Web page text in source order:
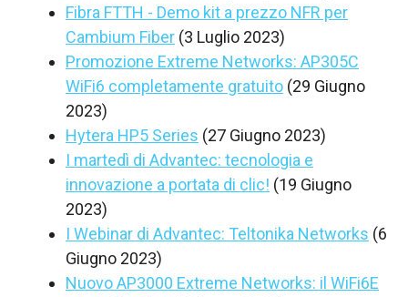
Fibra FTTH - Demo kit a prezzo NFR per
Cambium Fiber (3 Luglio 2023)
Promozione Extreme Networks: AP305C
WiFi6 completamente gratuito (29 Giugno
2023)
Hytera HP5 Series (27 Giugno 2023)
I martedì di Advantec: tecnologia e
innovazione a portata di clic! (19 Giugno
2023)
I Webinar di Advantec: Teltonika Networks (6
Giugno 2023)
Nuovo AP3000 Extreme Networks: il WiFi6E